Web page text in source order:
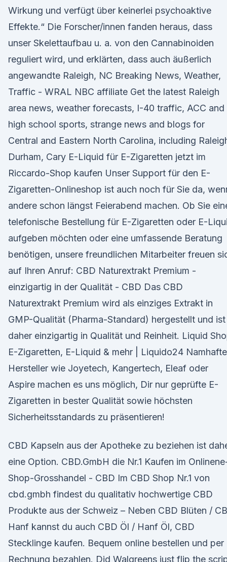
Wirkung und verfügt über keinerlei psychoaktive
Effekte.“ Die Forscher/innen fanden heraus, dass
unser Skelettaufbau u. a. von den Cannabinoiden
reguliert wird, und erklärten, dass auch äußerlich
angewandte Raleigh, NC Breaking News, Weather,
Traffic - WRAL NBC affiliate Get the latest Raleigh
area news, weather forecasts, I-40 traffic, ACC and
high school sports, strange news and blogs for
Central and Eastern North Carolina, including
Durham, Cary E-Liquid für E-Zigaretten jetzt im
Riccardo-Shop kaufen Unser Support für den E-
Zigaretten-Onlineshop ist auch noch für Sie da,
andere schon längst Feierabend machen. Ob Sie
telefonische Bestellung für E-Zigaretten oder E-
aufgeben möchten oder eine umfassende Beratung
benötigen, unsere freundlichen Mitarbeiter freuen
auf Ihren Anruf: CBD Naturextrakt Premium -
einzigartig in der Qualität - CBD Das CBD
Naturextrakt Premium wird als einziges Extrakt in
GMP-Qualität (Pharma-Standard) hergestellt und ist
daher einzigartig in Qualität und Reinheit. Liquid
E-Zigaretten, E-Liquid & mehr | Liquido24 Namhafte
Hersteller wie Joyetech, Kangertech, Eleaf oder
Aspire machen es uns möglich, Dir nur geprüfte E-
Zigaretten in bester Qualität sowie höchsten
Sicherheitsstandards zu präsentieren!
CBD Kapseln aus der Apotheke zu beziehen ist
eine Option. CBD.GmbH die Nr.1 Kaufen im
Shop-Grosshandel - CBD Im CBD Shop Nr.1 von
cbd.gmbh findest du qualitativ hochwertige CBD
Produkte aus der Schweiz – Neben CBD Blüten /
Hanf kannst du auch CBD Öl / Hanf Öl, CBD
Stecklinge kaufen. Bequem online bestellen und per
Rechnung bezahlen. Did Walgreens just flip the